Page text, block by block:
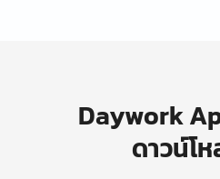
Daywork
ดาวน์โ